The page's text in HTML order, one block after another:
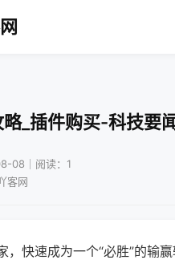
_插件购买-科技要
08｜阅读：1
客网
快速成为一个“必胜”的输